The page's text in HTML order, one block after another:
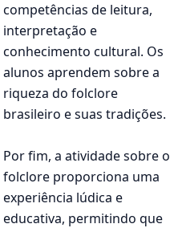
competências de leitura,
interpretação e
conhecimento cultural. Os
alunos aprendem sobre a
riqueza do folclore
brasileiro e suas tradições.
Por fim, a atividade sobre o
folclore proporciona uma
experiência lúdica e
educativa, permitindo que